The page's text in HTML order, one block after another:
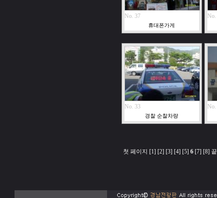
No. 37
휴대폰가게
No. 33
경찰 순찰차량
첫 페이지 [1] [2] [3] [4] [5] 6 [7] [8]